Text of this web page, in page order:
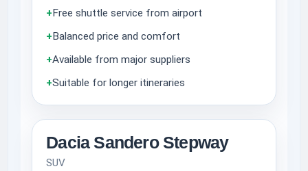
+Free shuttle service from airport
+Balanced price and comfort
+Available from major suppliers
+Suitable for longer itineraries
Dacia Sandero Stepway
SUV